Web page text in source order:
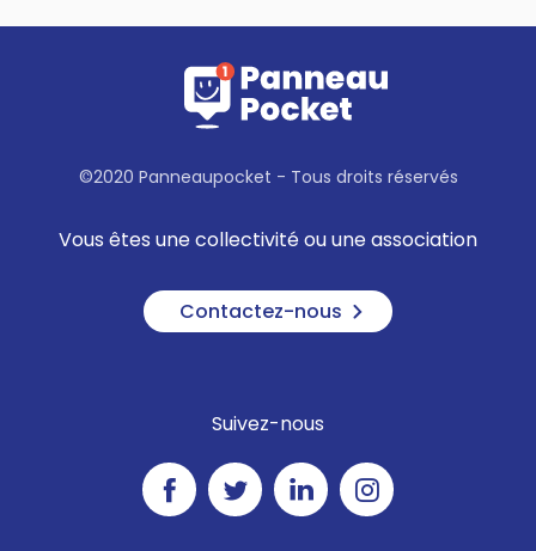
©2020 Panneaupocket - Tous droits réservés
Vous êtes une collectivité ou une association
Contactez-nous
Suivez-nous